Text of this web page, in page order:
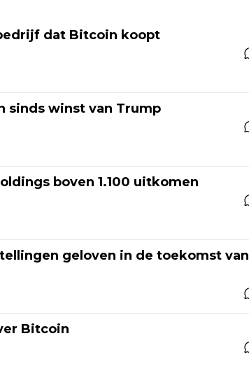
dat Bitcoin koopt
sinds winst van Trump
boven 1.100 uitkomen
geloven in de toekomst van
Bitcoin